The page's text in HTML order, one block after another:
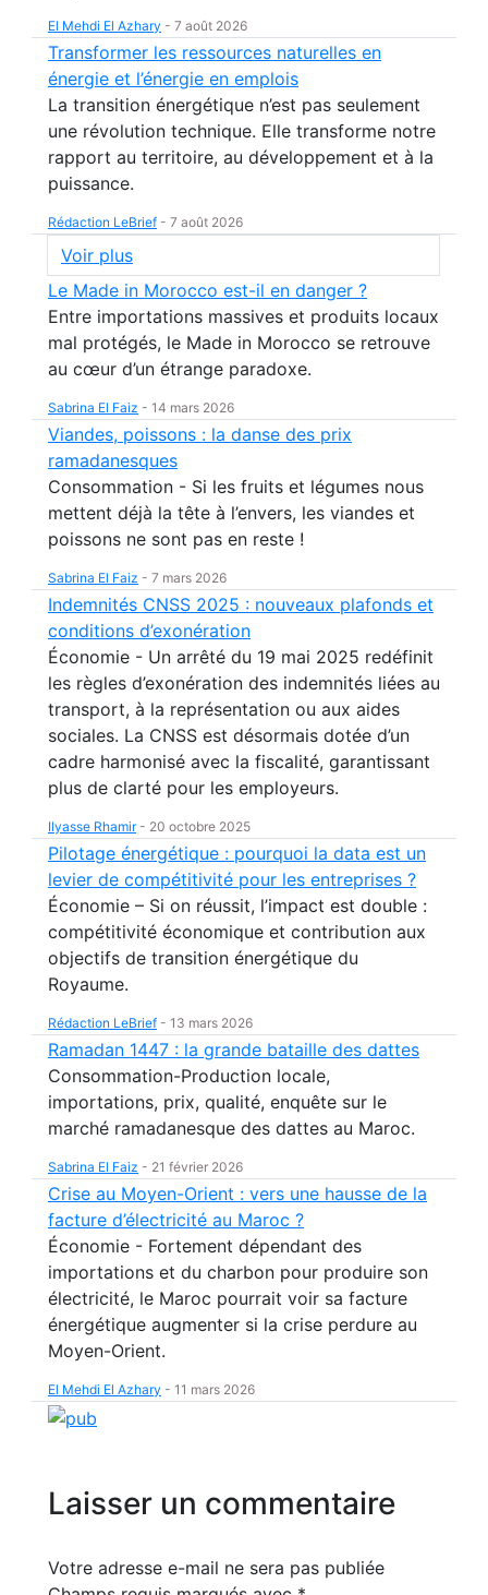
El Mehdi El Azhary - 7 août 2026
Transformer les ressources naturelles en
énergie et l’énergie en emplois
La transition énergétique n’est pas seulement
une révolution technique. Elle transforme notre
rapport au territoire, au développement et à la
puissance.
Rédaction LeBrief - 7 août 2026
Voir plus
Le Made in Morocco est-il en danger ?
Entre importations massives et produits locaux
mal protégés, le Made in Morocco se retrouve
au cœur d’un étrange paradoxe.
Sabrina El Faiz - 14 mars 2026
Viandes, poissons : la danse des prix
ramadanesques
Consommation - Si les fruits et légumes nous
mettent déjà la tête à l’envers, les viandes et
poissons ne sont pas en reste !
Sabrina El Faiz - 7 mars 2026
Indemnités CNSS 2025 : nouveaux plafonds et
conditions d’exonération
Économie - Un arrêté du 19 mai 2025 redéfinit
les règles d’exonération des indemnités liées au
transport, à la représentation ou aux aides
sociales. La CNSS est désormais dotée d’un
cadre harmonisé avec la fiscalité, garantissant
plus de clarté pour les employeurs.
Ilyasse Rhamir- 20 octobre 2025
Pilotage énergétique : pourquoi la data est un
levier de compétitivité pour les entreprises ?
Économie – Si on réussit, l’impact est double :
compétitivité économique et contribution aux
objectifs de transition énergétique du
Royaume.
Rédaction LeBrief - 13 mars 2026
Ramadan 1447 : la grande bataille des dattes
Consommation-Production locale,
importations, prix, qualité, enquête sur le
marché ramadanesque des dattes au Maroc.
Sabrina El Faiz - 21 février 2026
Crise au Moyen-Orient : vers une hausse de la
facture d’électricité au Maroc ?
Économie - Fortement dépendant des
importations et du charbon pour produire son
électricité, le Maroc pourrait voir sa facture
énergétique augmenter si la crise perdure au
Moyen-Orient.
El Mehdi El Azhary - 11 mars 2026
Laisser un commentaire
Votre adresse e-mail ne sera pas publiée